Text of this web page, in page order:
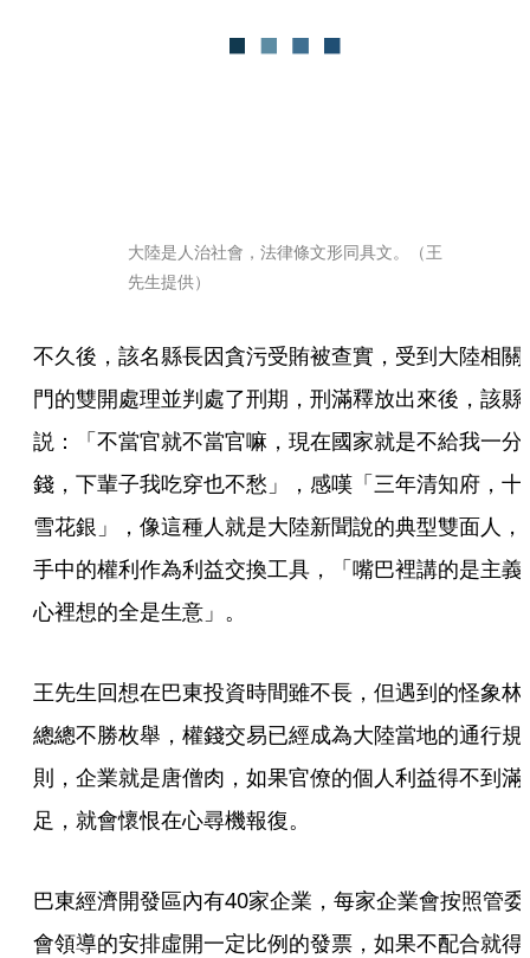
大陸是人治社會，法律條文形同具文。（王
先生提供）
不久後，該名縣長因貪污受賄被查實，受到大陸相關
門的雙開處理並判處了刑期，刑滿釋放出來後，該縣
説：「不當官就不當官嘛，現在國家就是不給我一分
錢，下輩子我吃穿也不愁」，感嘆「三年清知府，十
雪花銀」，像這種人就是大陸新聞說的典型雙面人，
手中的權利作為利益交換工具，「嘴巴裡講的是主義
心裡想的全是生意」。
王先生回想在巴東投資時間雖不長，但遇到的怪象林
總總不勝枚舉，權錢交易已經成為大陸當地的通行規
則，企業就是唐僧肉，如果官僚的個人利益得不到滿
足，就會懷恨在心尋機報復。
巴東經濟開發區內有40家企業，每家企業會按照管委
會領導的安排虛開一定比例的發票，如果不配合就得